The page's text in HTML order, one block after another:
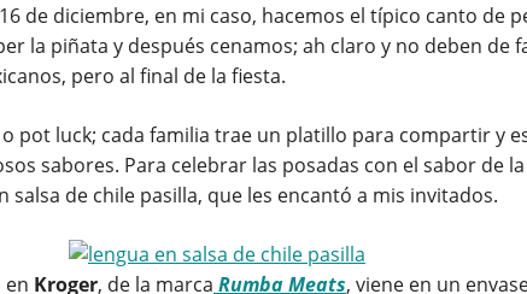
de diciembre, en mi caso, hacemos el típico canto de
la piñata y después cenamos; ah claro y no deben de
pero al final de la fiesta.
pot luck; cada familia trae un platillo para compartir y
sabores. Para celebrar las posadas con el sabor de
salsa de chile pasilla, que les encantó a mis invitados.
en Kroger, de la marca Rumba Meats, viene en un